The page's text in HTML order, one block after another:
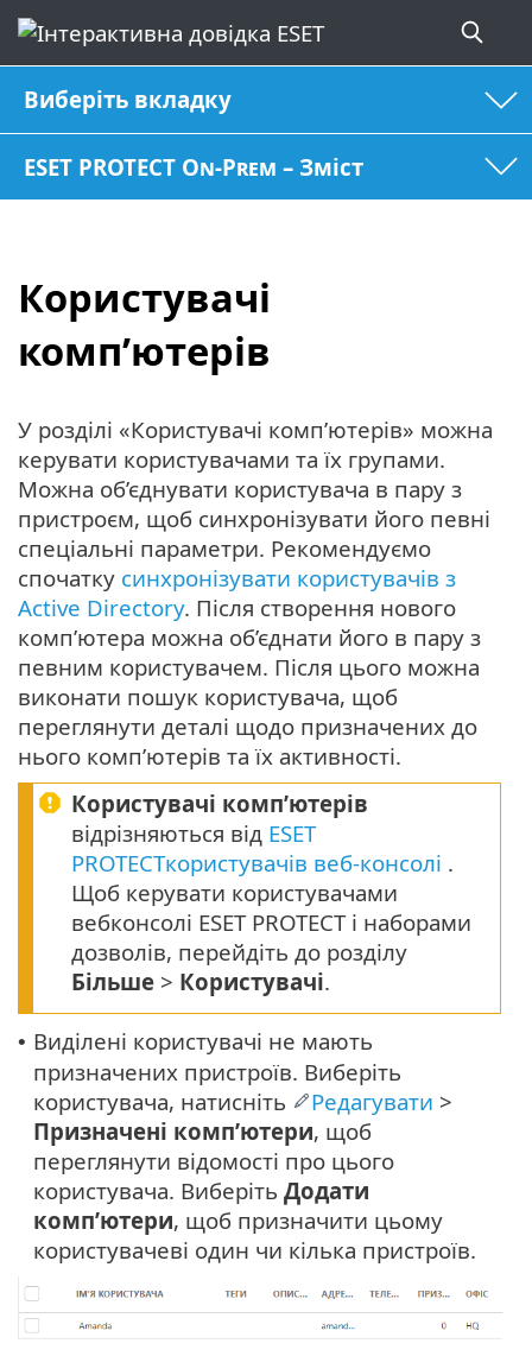
Виберіть вкладку
ESET PROTECT On-Prem – Зміст
Користувачі
комп’ютерів
У розділі «Користувачі комп’ютерів» можна
керувати користувачами та їх групами.
Можна об’єднувати користувача в пару з
пристроєм, щоб синхронізувати його певні
спеціальні параметри. Рекомендуємо
спочатку синхронізувати користувачів з
Active Directory. Після створення нового
комп’ютера можна об’єднати його в пару з
певним користувачем. Після цього можна
виконати пошук користувача, щоб
переглянути деталі щодо призначених до
нього комп’ютерів та їх активності.
Користувачі комп’ютерів
відрізняються від ESET
PROTECTкористувачів веб-консолі .
Щоб керувати користувачами
вебконсолі ESET PROTECT і наборами
дозволів, перейдіть до розділу
Більше > Користувачі.
• Виділені користувачі не мають
призначених пристроїв. Виберіть
користувача, натисніть
Редагувати >
Призначені комп’ютери, щоб
переглянути відомості про цього
користувача. Виберіть Додати
комп’ютери, щоб призначити цьому
користувачеві один чи кілька пристроїв.